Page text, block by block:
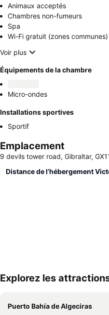
Animaux acceptés
Chambres non-fumeurs
Spa
Wi-Fi gratuit (zones communes)
Voir plus
Équipements de la chambre
Micro-ondes
Installations sportives
Sportif
Emplacement
9 devils tower road, Gibraltar,
Distance de l’hébergement
Explorez les
Puerto Bahía de Algeciras